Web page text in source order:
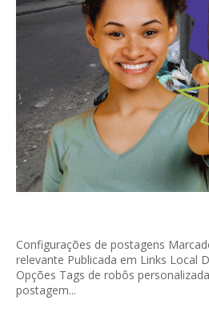
Configurações de postagens
relevante Publicada em Links Local
Opções Tags de robôs
postagem...